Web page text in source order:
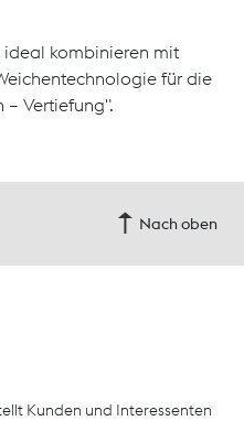
ideal kombinieren mit
für die
– Vertiefung".
Nach oben
Kunden und Interessenten